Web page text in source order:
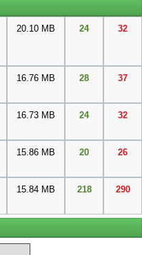
20.10 MB 24 32
16.76 MB 28 37
16.73 MB 24 32
15.86 MB 20 26
15.84 MB 218 290